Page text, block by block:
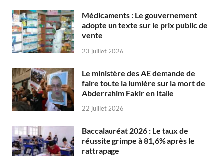
Médicaments : Le gouvernement
adopte un texte sur le prix public de
vente
23 juillet 2026
Le ministère des AE demande de
faire toute la lumière sur la mort de
Abderrahim Fakir en Italie
22 juillet 2026
Baccalauréat 2026 : Le taux de
réussite grimpe à 81,6% après le
rattrapage